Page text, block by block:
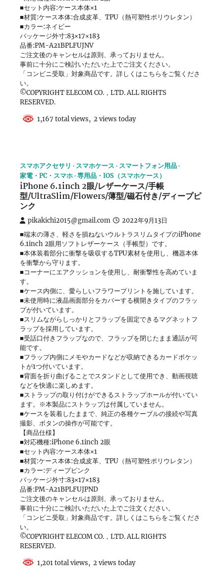
■セット内容:ケース本体×1
■材質:ケース本体:合成皮革、TPU（熱可塑性ポリウレタン）
■カラー:ネイビー
パッケージ外寸:83×17×183
品番:PM-A21BPLFUJNV
ご注文後のキャンセルは原則、承っておりません。
事前に十分にご検討いただいた上でご注文ください。
「コンビニ受取」対象商品です。詳しくはこちらをご覧くださ
い。
©COPYRIGHT ELECOM CO.，LTD. ALL RIGHTS
RESERVED.
1,167 total views, 2 views today
スマホアクセサリ スマホケース
スマートフォン用品
家電・PC・スマホ 専用品・IOS（スマホケース）
iPhone 6.1inch 2眼/レザーケース/手帳
型/UltraSlim/Flowers/薄型/磁石付き/ディープピ
ンク
pikakichi2015@gmail.com 2022年9月13日
■端末の薄さ、軽さを損ねないウルトラスリムタイプのiPhone
6.1inch 2眼用ソフトレザーケース（手帳型）です。
■本体装着部分に衝撃を吸収するTPU素材を使用し、機器本体
を衝撃から守ります。
■コーナーにエアクッションを使用し、耐衝撃性を高めていま
す。
■ケース内側に、愛らしいフラワープリントを施しています。
■未使用時に液晶画面部分をカバーする横開きタイプのフラッ
プが付いています。
■スリムながらしっかりとフラップを固定できるマグネットフ
ラップを採用しています。
■受話口付きフラップなので、フラップを閉じたまま通話が可
能です。
■フラップ内側にメモやカードなどが収納できるカードポケッ
トが1つ付いています。
■背面を折り曲げることでスタンドとして使用でき、動画視聴
などを快適に楽しめます。
■ストラップの取り付けができるストラップホールが付いてい
ます。※本製品にストラップは付属していません。
■ケースを装着したままで、純正の各種ケーブルの接続や写真
撮影、ボタンの操作が可能です。
【商品仕様】
■対応機種:iPhone 6.1inch 2眼
■セット内容:ケース本体×1
■材質:ケース本体:合成皮革、TPU（熱可塑性ポリウレタン）
■カラー:ディープピンク
パッケージ外寸:83×17×183
品番:PM-A21BPLFUJPND
ご注文後のキャンセルは原則、承っておりません。
事前に十分にご検討いただいた上でご注文ください。
「コンビニ受取」対象商品です。詳しくはこちらをご覧くださ
い。
©COPYRIGHT ELECOM CO.，LTD. ALL RIGHTS
RESERVED.
1,201 total views, 2 views today